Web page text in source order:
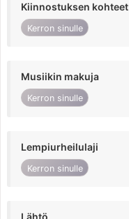
Kiinnostuksen kohteet
Kerron sinulle
Musiikin makuja
Kerron sinulle
Lempiurheilulaji
Kerron sinulle
Lähtö